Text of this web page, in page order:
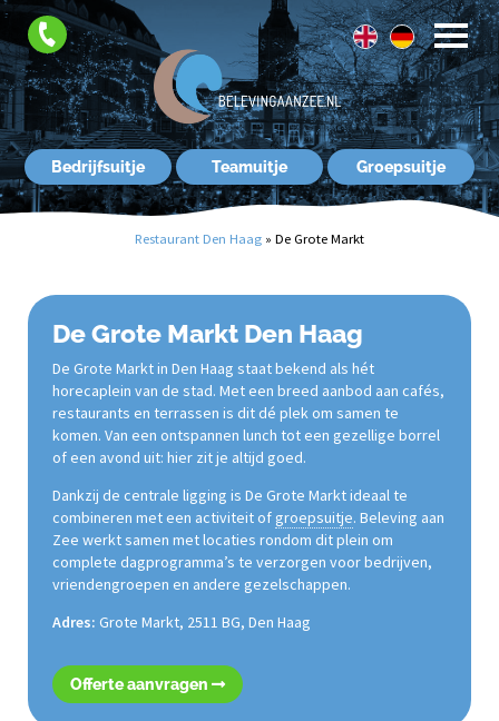
Bedrijfsuitje Teamuitje Groepsuitje
Contact
Restaurant Den Haag » De Grote Markt
De Grote Markt Den Haag
De Grote Markt in Den Haag staat bekend als hét
horecaplein van de stad. Met een breed aanbod aan cafés,
restaurants en terrassen is dit dé plek om samen te
komen. Van een ontspannen lunch tot een gezellige borrel
of een avond uit: hier zit je altijd goed.
Dankzij de centrale ligging is De Grote Markt ideaal te
combineren met een activiteit ofgroepsuitje. Beleving aan
Zee werkt samen met locaties rondom dit plein om
complete dagprogramma’s te verzorgen voor bedrijven,
vriendengroepen en andere gezelschappen.
Adres: Grote Markt, 2511 BG, Den Haag
Offerte aanvragen